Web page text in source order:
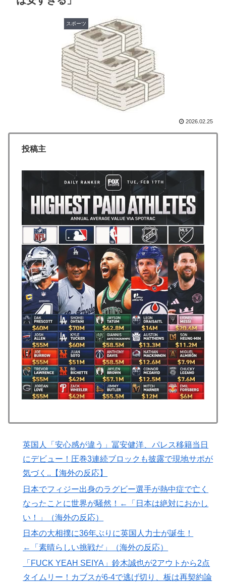
海外「日本が正しい！」優しい日本人に甘える外国人に
【海外の反応】中国がAI開発の主導権を握りつつあるよ
な → 「どうせアメリカは中国製AIを規制するんだろう
な」「自動車産業と同じ道を歩んでる気がする」
インドネシアの西パプアでアメリカ人パイロット殺害を
ﾙ」＝韓国の反応
▶ 海外「”京都の鳥”は良いぞ」小規模だけどお勧めな日本
の観光名所／お店に対する海外の反応
【朗報】寺田心、ベンチプレス110kgwww
韓国人「韓国サッカー協会関係者が『不適切接待は慣行
だった』と衝撃発言！日韓ワールドカップ4強にも疑い
の視線が向けられる」
▶ 外国人「俺達が見かけたヤバすぎる髪型を集めてみたｗ
ｗｗｗ」
▶
【海外の反応】日本政府が、アメリカ政府によるネット
ミームとしての任天堂やポケモン使用に対して警告 →
「若者票を集めたいんだろうな」「任天堂の法務部隊が
出てくるぞ」
▶ 韓国人「本当にこれだけは日本がうらやましいと感じる
ものがこちら・・・」
▶ 韓国人「“韓国サッカー”性接待の試合結果をご覧くださ
い」→「マッサージ効果は間違いないねｗ」「これが本
当のベッドサッカーだ」
▶ Google DeepMind再編 「Googleを作った男」ディー
ンが去り、本体は稼ぐAIへ舵を切る【海外の反応・解
説】
▶
外国人「日本の未来は安泰だ」16歳MF三井寺眞、衝撃
ゴール！久保建英超え歴代2位の記録！3得点に絡む活躍
で海外絶賛！【海外の反応】
▶
【海外の反応】アルゼンチン協会、FIFA会長に確固たる
支持を表明「隠す気もないんだなｗ」
海外「日本人はなんて気高いんだ！」 英高級紙も驚愕
した極限の中の日本人の姿に世界が衝撃
スポーツ
2026.02.25
投稿主
英国人「安心感が違う」冨安健洋、パレス移籍当日
にデビュー！圧巻3連続ブロックも披露で現地サポが
気づく..【海外の反応】
日本でフィジー出身のラグビー選手が熱中症で亡く
なったことに世界が騒然！←「日本は絶対におかし
い！」（海外の反応）
日本の大相撲に36年ぶりに英国人力士が誕生！
←「素晴らしい挑戦だ」（海外の反応）
「FUCK YEAH SEIYA」鈴木誠也が2アウトから2点
タイムリー！カブスが6-4で逃げ切り、板は再契約論